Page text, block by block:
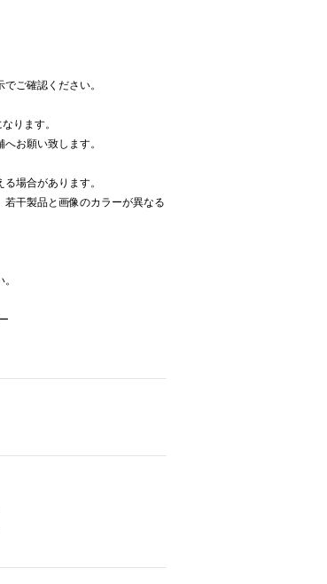
ご確認ください。
ります。
お願い致します。
場合があります。
干製品と画像のカラーが異なる